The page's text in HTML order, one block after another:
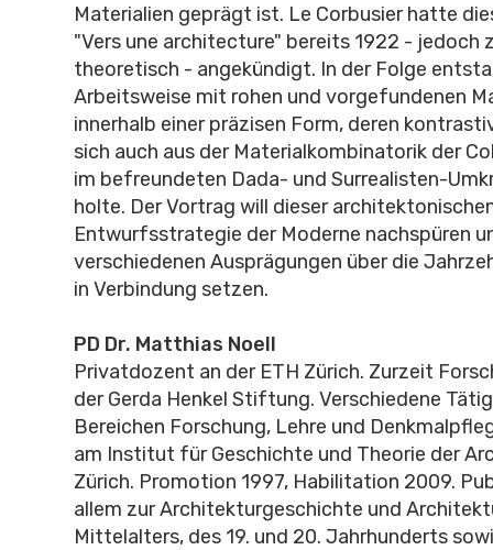
Materialien geprägt ist. Le Corbusier hatte
"Vers une architecture" bereits 1922 - jedoch
theoretisch - angekündigt. In der Folge
Arbeitsweise mit rohen und vorgefundenen
innerhalb einer präzisen Form, deren
sich auch aus der Materialkombinatorik der
im befreundeten Dada- und Surrealisten-
holte. Der Vortrag will dieser
Entwurfsstrategie der Moderne nachspüren
verschiedenen Ausprägungen über die
in Verbindung setzen.
PD Dr. Matthias Noell
Privatdozent an der ETH Zürich. Zurzeit
der Gerda Henkel Stiftung. Verschiedene
Bereichen Forschung, Lehre und
am Institut für Geschichte und Theorie der
Zürich. Promotion 1997, Habilitation 2009.
allem zur Architekturgeschichte und
Mittelalters, des 19. und 20. Jahrhunderts